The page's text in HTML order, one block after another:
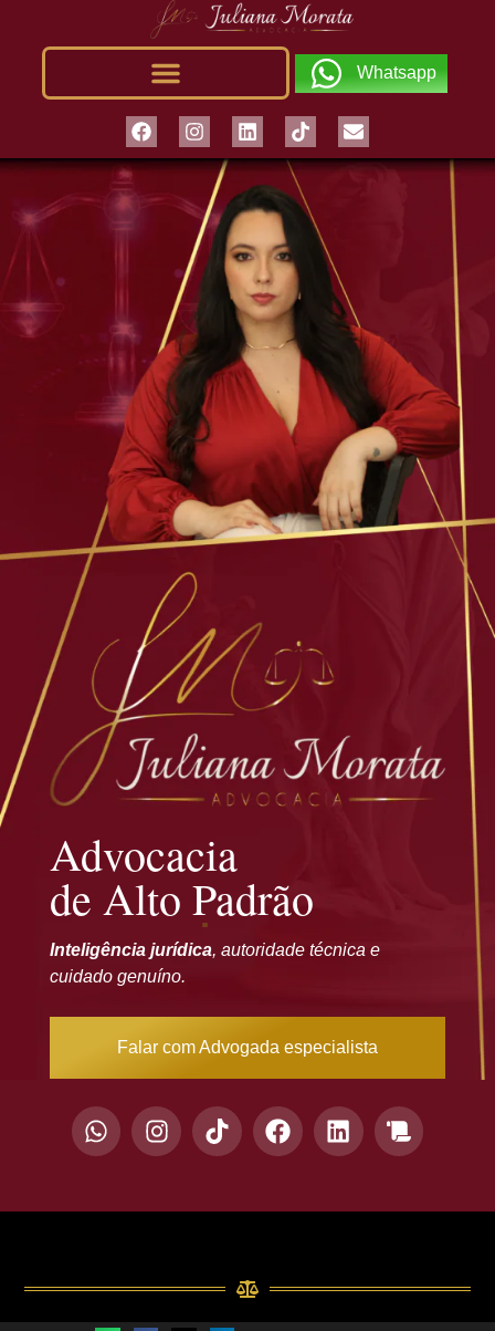
Whatsapp
Advocacia
de Alto Padrão
Inteligência jurídica, autoridade técnica e
cuidado genuíno.
Falar com Advogada especialista